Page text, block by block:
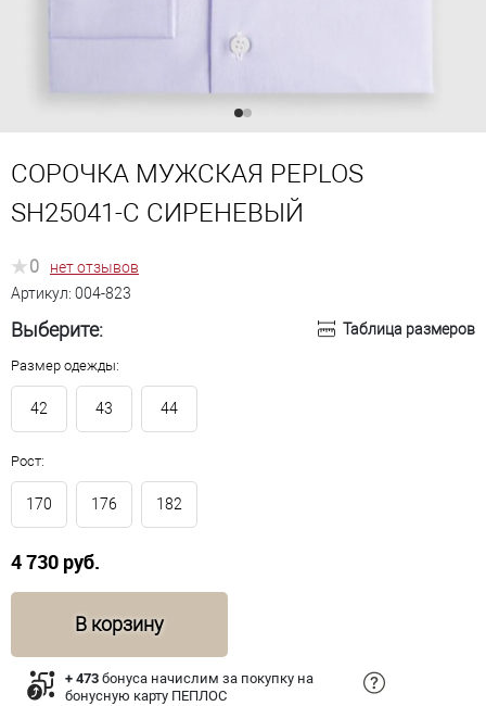
СОРОЧКА МУЖСКАЯ PEPLOS
SH25041-C СИРЕНЕВЫЙ
0
нет отзывов
Артикул: 004-823
Выберите: Таблица размеров
Размер одежды:
42 43 44
Рост:
170 176 182
4 730 руб.
В корзину
+ 473 бонуса начислим за покупку на
бонусную карту ПЕПЛОС